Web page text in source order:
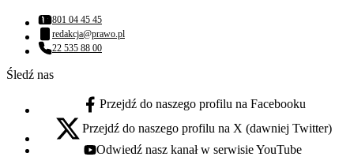
Numer telefonu:
801 04 45 45
Adres email:
redakcja@prawo.pl
Numer telefonu:
22 535 88 00
Śledź nas
facebook - otwiera się w nowej karcie
Przejdź do naszego profilu na Facebooku
x - otwiera się w nowej karcie
Przejdź do naszego profilu na X (dawniej Twitter)
youtube - otwiera się w nowej karcie
Odwiedź nasz kanał w serwisie YouTube